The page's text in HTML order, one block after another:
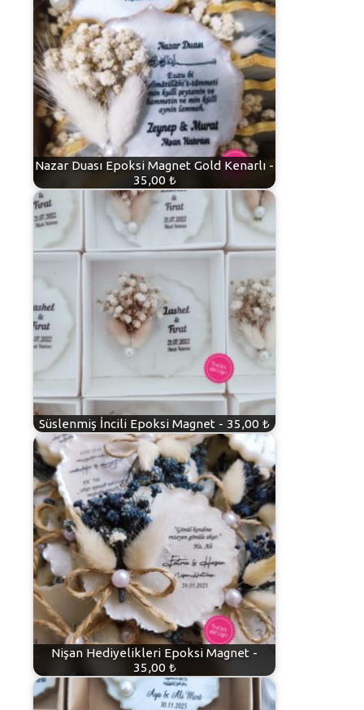
Nazar Duası Epoksi Magnet Gold Kenarlı -
35,00 ₺
Süslenmiş İncili Epoksi Magnet - 35,00 ₺
Nişan Hediyelikleri Epoksi Magnet -
35,00 ₺